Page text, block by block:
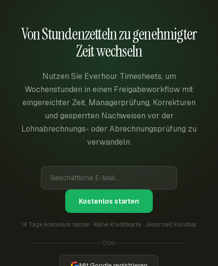
Von Stundenzetteln zu genehmigter
Zeit wechseln
Nutzen Sie Everhour Timesheets, um
Wochenstunden in einen Freigabeworkflow mit
eingereichter Zeit, Managerprüfung, Korrekturen
und gesperrten Nachweisen vor der
Lohnabrechnungs- oder Abrechnungsprüfung zu
verwandeln.
Kostenlos starten
14 Tage kostenlos testen · Keine Kreditkarte · Jederzeit kündbar
Oder